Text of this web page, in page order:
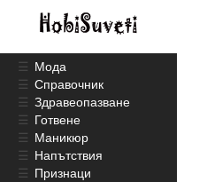
☰ Мода
☰ Справочник
☰ Здравеопазване
☰ Готвене
☰ Маникюр
☰ Напътствия
☰ Признаци